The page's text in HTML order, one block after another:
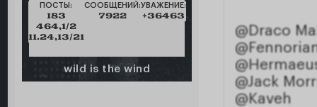
ПОСТЫ:
183
464,1/2
11.24,13/21
СООБЩЕНИЙ:
7922
УВАЖЕНИЕ:
+36463
wild is the wind
@Draco
@Jack
@Kaveh